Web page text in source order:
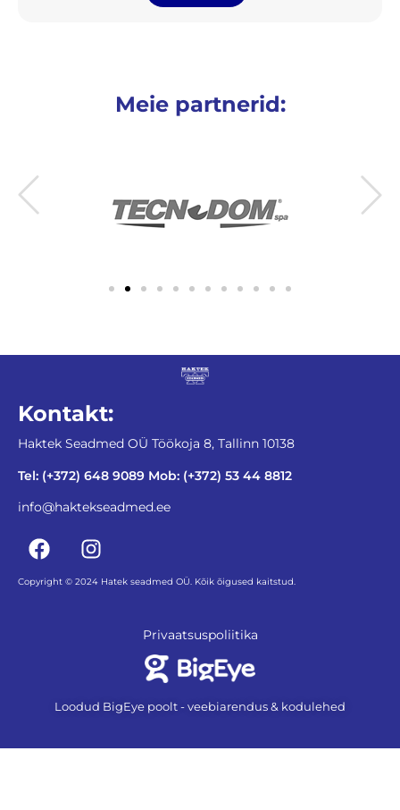
Meie partnerid:
Kontakt:
Haktek Seadmed OÜ Töökoja 8, Tallinn 10138
Tel: (+372) 648 9089 Mob: (+372) 53 44 8812
info@haktekseadmed.ee
Copyright © 2024 Hatek seadmed OÜ. Kõik õigused kaitstud.
Privaatsuspoliitika
Loodud BigEye poolt - veebiarendus & kodulehed